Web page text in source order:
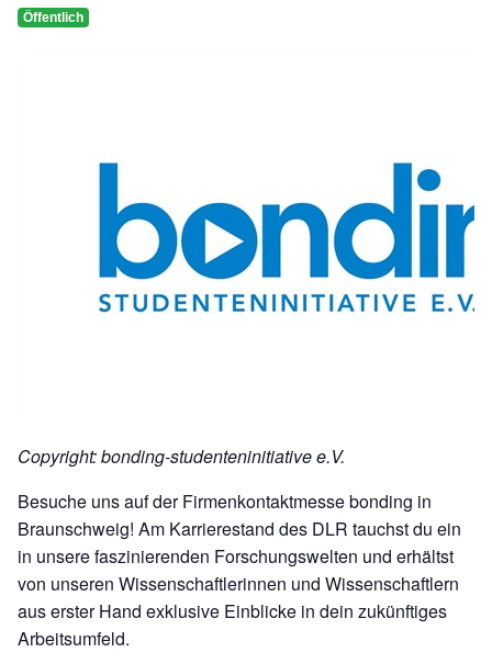
Öffentlich
Copyright: bonding-studenteninitiative e.V.
Besuche uns auf der Firmenkontaktmesse bonding in
Braunschweig! Am Karrierestand des DLR tauchst du ein
in unsere faszinierenden Forschungswelten und erhältst
von unseren Wissenschaftlerinnen und Wissenschaftlern
aus erster Hand exklusive Einblicke in dein zukünftiges
Arbeitsumfeld.